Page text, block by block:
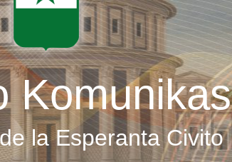
Komunikas
la Esperanta Civito